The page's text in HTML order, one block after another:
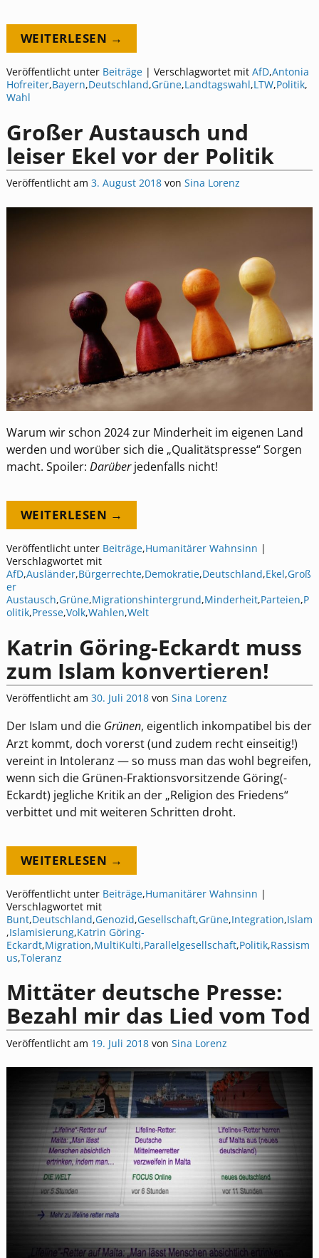
WEITERLESEN →
Veröffentlicht unter Beiträge| Verschlagwortet mit AfD,Antonia
Hofreiter,Bayern,Deutschland,Grüne,Landtagswahl,LTW,Politik,
Wahl
Großer Austausch und
leiser Ekel vor der Politik
Veröffentlicht am 3. August 2018 von Sina Lorenz
Warum wir schon 2024 zur Minderheit im eigenen Land
werden und worüber sich die „Qualitätspresse“ Sorgen
macht. Spoiler: Darüberjedenfalls nicht!
WEITERLESEN →
Veröffentlicht unter Beiträge,Humanitärer Wahnsinn |
Verschlagwortet mit
AfD,Ausländer,Bürgerrechte,Demokratie,Deutschland,Ekel,Groß
er
Austausch,Grüne,Migrationshintergrund,Minderheit,Parteien,P
olitik,Presse,Volk,Wahlen,Welt
Katrin Göring-Eckardt muss
zum Islam konvertieren!
Veröffentlicht am 30. Juli 2018 von Sina Lorenz
Der Islam und die Grünen, eigentlich inkompatibel bis der
Arzt kommt, doch vorerst (und zudem recht einseitig!)
vereint in Intoleranz — so muss man das wohl begreifen,
wenn sich die Grünen-Fraktionsvorsitzende Göring(-
Eckardt) jegliche Kritik an der „Religion des Friedens“
verbittet und mit weiteren Schritten droht.
WEITERLESEN →
Veröffentlicht unter Beiträge,Humanitärer Wahnsinn |
Verschlagwortet mit
Bunt,Deutschland,Genozid,Gesellschaft,Grüne,Integration,Islam
,Islamisierung,Katrin Göring-
Eckardt,Migration,MultiKulti,Parallelgesellschaft,Politik,Rassism
us,Toleranz
Mittäter deutsche Presse:
Bezahl mir das Lied vom Tod
Veröffentlicht am 19. Juli 2018 von Sina Lorenz